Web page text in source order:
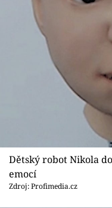
Dětský robot Nikola
emocí
Zdroj: Profimedia.cz